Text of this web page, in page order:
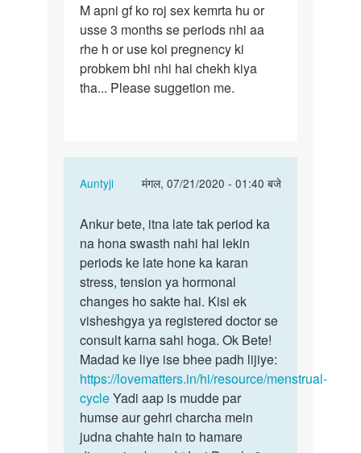
M
apni
gf
ko
roj
M apni gf ko roj sex kemrta hu or
usse 3 months se periods nhi aa
rhe h or use koi pregnency ki
probkem bhi nhi hai chekh kiya
tha... Please suggetion me.
Auntyji
मंगल, 07/21/2020 - 01:40 बजे
In
to
M
apni
gf
ko
roj
sex
kemrta…
by
Ankur
raja
Ankur
bete,
itna
late
tak…
Ankur bete, itna late tak period ka
na hona swasth nahi hai lekin
periods ke late hone ka karan
stress, tension ya hormonal
changes ho sakte hai. Kisi ek
visheshgya ya registered doctor se
consult karna sahi hoga. Ok Bete!
Madad ke liye ise bhee padh lijiye:
https://lovematters.in/hi/resource/menstrual-
cycleYadi aap is mudde par
humse aur gehri charcha mein
judna chahte hain to hamare